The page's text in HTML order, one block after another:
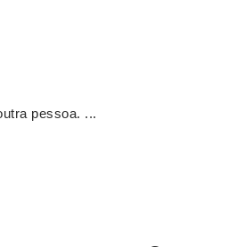
pessoa. ...